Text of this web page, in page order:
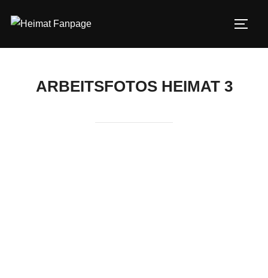
Inhalt
ARBEITSFOTOS HEIMAT 3